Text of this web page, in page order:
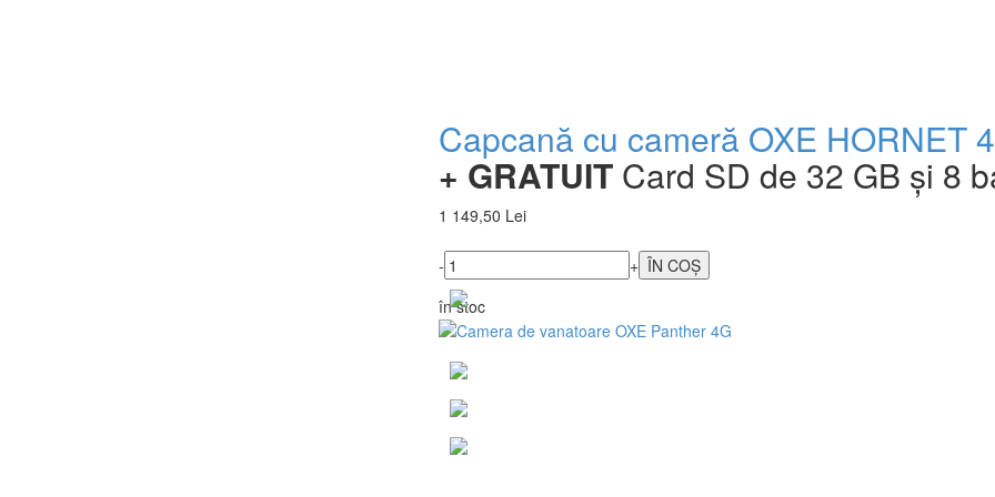
Capcană cu cameră OXE HORNET
+ GRATUITCard SD de 32 GB și 8
1 149,50 Lei
-
+
în stoc